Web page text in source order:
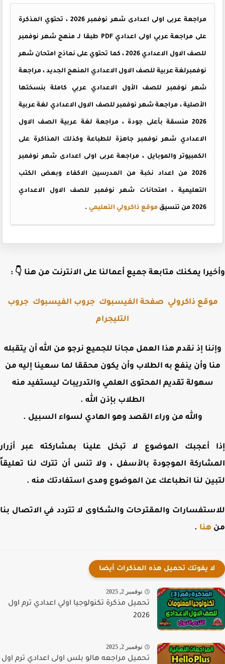
مراجعة عربى اولى اعدادى شهر نوفمبر 2026 ، تحتوي المذكرة
على مراجعة عربي اولى اعدادي PDF طبقا لـ منهج شهر نوفمبر
للصف الاول الاعدادي 2026 ، كما تحتوي على نماذج امتحان شهر
نوفمبرلغة عربيةللصف الاول الاعدادي المنهج الجديد ، مراجعة
شهر نوفمبر للصف الأول الاعدادي عربي كاملة بنسختها
الأصلية ، مراجعة شهر نوفمبر للصف الاول الاعدادي لغة عربية
2026 منسقة بأعلى جودة ، مراجعة لغة عربية الصف الاول
الاعدادي شهر نوفمبر جاهزة للطباعة وكذلك المذاكرة على
الكمبيوتر والموبايل ، مراجعة عربى اولى اعدادى شهر نوفمبر
2026 من اعداد نخبة من المدرسين الاكفاء وبعض الكتب
التعليمية ، امتحانات شهر نوفمبر للصف الاول الاعدادي
2026 من تنسيق موقع ذاكرولي التعليمي.
يمكنك متابعة جميع أعمالنا على الانترنت من هنا 👇 :
ذاكرولي صفحة الفيسبوك جروب الفيسبوك جروب
التليجرام
إذ نقدم هذا العمل مجانا للجميع نرجو من الله أن يتقبله
وأن ينفع به الطلاب وأن يكون محققا لما سعينا إليه من
سهولة تقديم المحتوى العلمي والتدريبات ليستفيد منه
الطلاب بإذن الله .
والله من وراء القصد وهو الهادي لسواء السبيل .
أعجبك الموضوع لا تبخل علينا بمشاركته عبر أزرار
الموجودة بالأسفل ، ولا تنس أن تترك لنا تعليقاً
لنا انطباعك عن الموضوع ومدى استفادتك منه .
والمقترحات والشكاوى لا تتردد في الاتصال بنا
هنا.
لا يفوتك تحميل هذه المذكرات أيضا
نوفمبر 2, 2025
تحميل مذكرة تكنولوجيا اولي اعدادي ترم اول
2026
نوفمبر 2, 2025
تحميل مراجعه هالو بلس اولى اعدادي ترم اول